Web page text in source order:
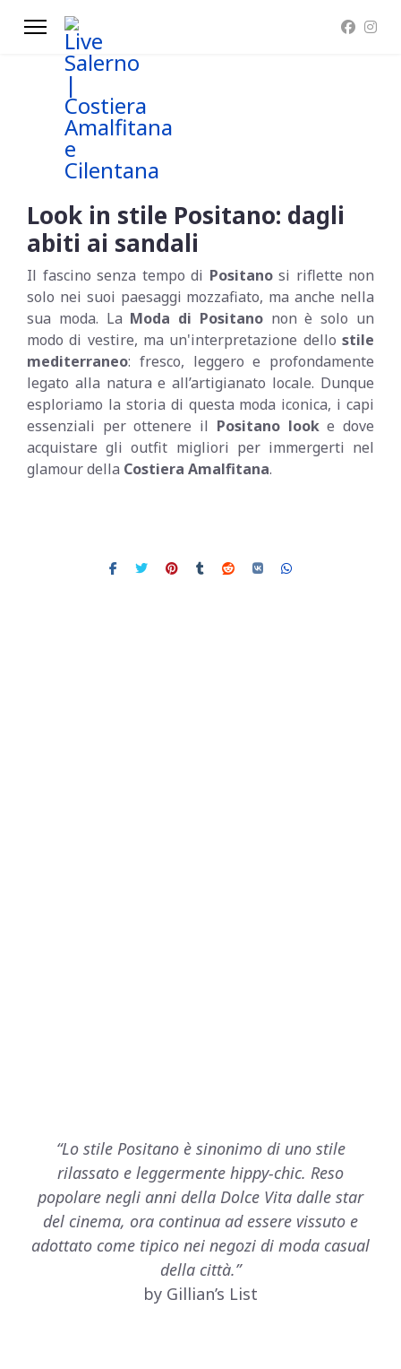
Look in stile Positano: dagli
abiti ai sandali
Il fascino senza tempo di Positanosi riflette non
solo nei suoi paesaggi mozzafiato, ma anche nella
sua moda. La Moda di Positanonon è solo un
modo di vestire, ma un'interpretazione dello stile
mediterraneo: fresco, leggero e profondamente
legato alla natura e all’artigianato locale. Dunque
esploriamo la storia di questa moda iconica, i capi
essenziali per ottenere il Positano looke dove
acquistare gli outfit migliori per immergerti nel
glamour della Costiera Amalfitana.
“Lo stile Positano è sinonimo di uno stile
rilassato e leggermente hippy-chic. Reso
popolare negli anni della Dolce Vita dalle star
del cinema, ora continua ad essere vissuto e
adottato come tipico nei negozi di moda casual
della città.”
by Gillian’s List